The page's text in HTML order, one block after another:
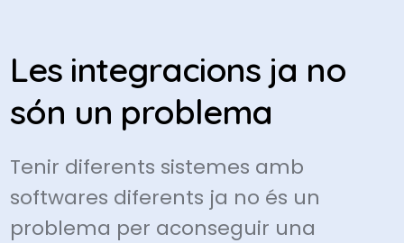
Les integracions ja no
són un problema
Tenir diferents sistemes amb
softwares diferents ja no és un
problema per aconseguir una